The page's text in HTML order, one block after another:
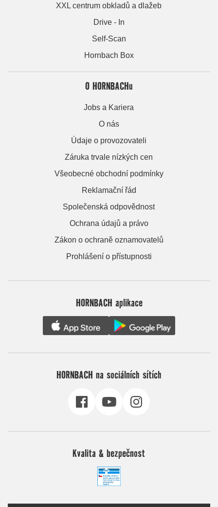
XXL centrum obkladů a dlažeb
Drive - In
Self-Scan
Hornbach Box
O HORNBACHu
Jobs a Kariera
O nás
Údaje o provozovateli
Záruka trvale nízkých cen
Všeobecné obchodní podmínky
Reklamační řád
Společenská odpovědnost
Ochrana údajů a právo
Zákon o ochraně oznamovatelů
Prohlášení o přístupnosti
HORNBACH aplikace
HORNBACH na sociálních sítích
Kvalita & bezpečnost